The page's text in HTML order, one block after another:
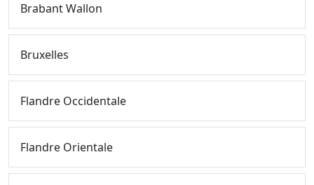
Brabant Wallon
Bruxelles
Flandre Occidentale
Flandre Orientale